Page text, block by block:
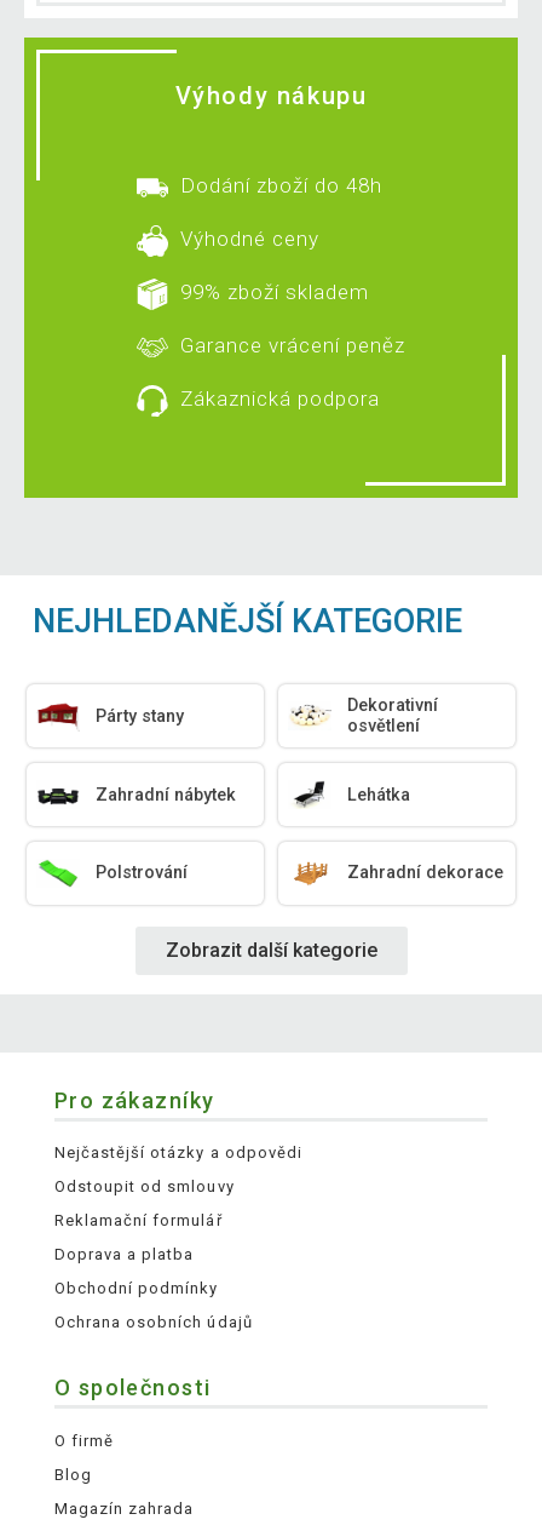
Výhody nákupu
Dodání zboží do 48h
Výhodné ceny
99% zboží skladem
Garance vrácení peněz
Zákaznická podpora
NEJHLEDANĚJŠÍ KATEGORIE
Párty stany
Dekorativní
osvětlení
Zahradní nábytek Lehátka
Polstrování Zahradní dekorace
Zobrazit další kategorie
Pro zákazníky
Nejčastější otázky a odpovědi
Odstoupit od smlouvy
Reklamační formulář
Doprava a platba
Obchodní podmínky
Ochrana osobních údajů
O společnosti
O firmě
Blog
Magazín zahrada